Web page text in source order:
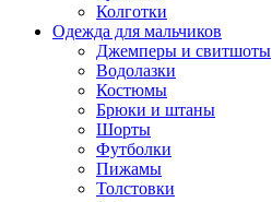
Колготки
Одежда для мальчиков
Джемперы и свитшоты
Водолазки
Костюмы
Брюки и штаны
Шорты
Футболки
Пижамы
Толстовки